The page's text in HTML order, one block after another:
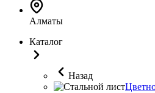
Алматы
Каталог
Назад